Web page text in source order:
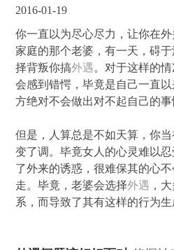
2016-01-19
你一直以为尽心尽力，让你在
家庭的那个老婆，有一天，碍
择背叛你搞外遇。对于这样的
会感到错愕，毕竟是自己一直
方绝对不会做出对不起自己的事
但是，人算总是不如天算，你
变了调。毕竟女人的心灵难以
了外来的诱惑，很难保其的心
走。毕竟，老婆会选择外遇 ，
系，而导致了其有这样的行为生